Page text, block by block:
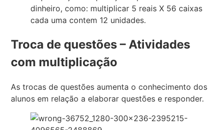
dinheiro, como: multiplicar 5 reais X 56 caixas
cada uma contem 12 unidades.
Troca de questões – Atividades
com multiplicação
As trocas de questões aumenta o conhecimento dos
alunos em relação a elaborar questões e responder.